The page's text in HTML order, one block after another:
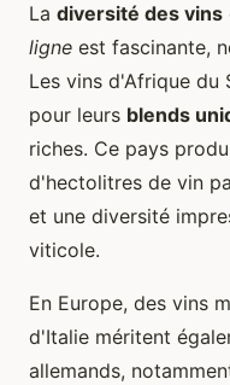
La diversité des vins
ligne est fascinante,
Les vins d'Afrique du
pour leurs blends
riches. Ce pays
d'hectolitres de vin
et une diversité
viticole.
En Europe, des vins
d'Italie méritent
allemands,